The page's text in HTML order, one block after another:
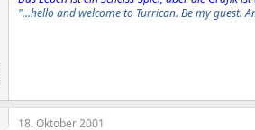
"...hello and welcome to Turrican. Be my guest.
18. Oktober 2001